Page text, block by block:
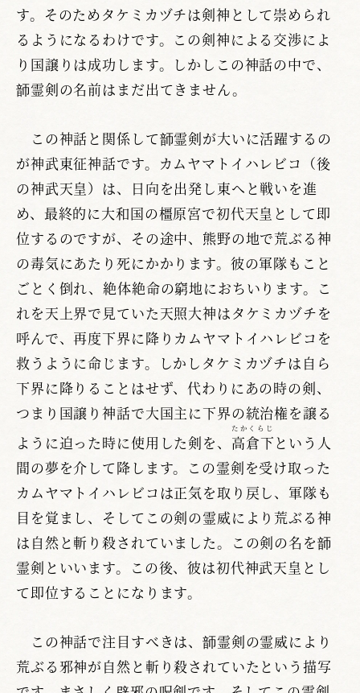
す。そのためタケミカヅチは剣神として崇められ
るようになるわけです。この剣神による交渉によ
り国譲りは成功します。しかしこの神話の中で、
韴霊剣の名前はまだ出てきません。
この神話と関係して韴霊剣が大いに活躍するの
が神武東征神話です。カムヤマトイハレビコ（後
の神武天皇）は、日向を出発し東へと戦いを進
め、最終的に大和国の橿原宮で初代天皇として即
位するのですが、その途中、熊野の地で荒ぶる神
の毒気にあたり死にかかります。彼の軍隊もこと
ごとく倒れ、絶体絶命の窮地におちいります。こ
れを天上界で見ていた天照大神はタケミカヅチを
呼んで、再度下界に降りカムヤマトイハレビコを
救うように命じます。しかしタケミカヅチは自ら
下界に降りることはせず、代わりにあの時の剣、
つまり国譲り神話で大国主に下界の統治権を譲る
ように迫った時に使用した剣を、 高倉下
たかくらじ
という人
間の夢を介して降します。この霊剣を受け取った
カムヤマトイハレビコは正気を取り戻し、軍隊も
目を覚まし、そしてこの剣の霊威により荒ぶる神
は自然と斬り殺されていました。この剣の名を韴
霊剣といいます。この後、彼は初代神武天皇とし
て即位することになります。
この神話で注目すべきは、韴霊剣の霊威により
荒ぶる邪神が自然と斬り殺されていたという描写